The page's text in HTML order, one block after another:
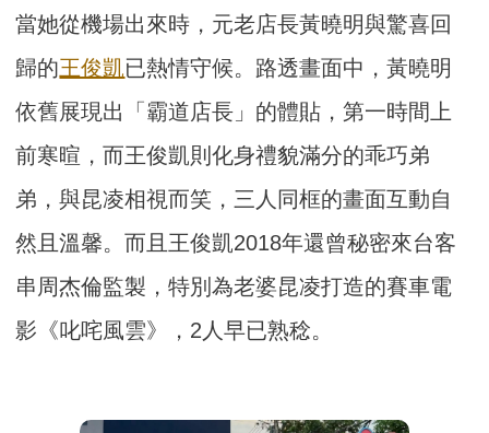
當她從機場出來時，元老店長黃曉明與驚喜回
歸的王俊凱已熱情守候。路透畫面中，黃曉明
依舊展現出「霸道店長」的體貼，第一時間上
前寒暄，而王俊凱則化身禮貌滿分的乖巧弟
弟，與昆凌相視而笑，三人同框的畫面互動自
然且溫馨。而且王俊凱2018年還曾秘密來台客
串周杰倫監製，特別為老婆昆凌打造的賽車電
影《叱咤風雲》，2人早已熟稔。